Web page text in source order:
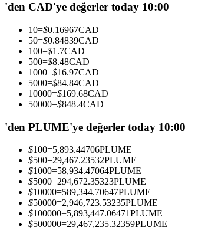
En iyi traderlarla güçlerinizi birleştirin
'den CAD'ye değerler today 10:00
10=$0.16967CAD
50=$0.84839CAD
100=$1.7CAD
500=$8.48CAD
1000=$16.97CAD
5000=$84.84CAD
10000=$169.68CAD
50000=$848.4CAD
'den PLUME'ye değerler today 10:00
$100=5,893.44706PLUME
$500=29,467.23532PLUME
$1000=58,934.47064PLUME
$5000=294,672.35323PLUME
$10000=589,344.70647PLUME
$50000=2,946,723.53235PLUME
$100000=5,893,447.06471PLUME
$500000=29,467,235.32359PLUME